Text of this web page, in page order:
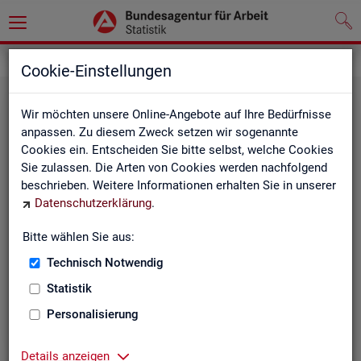
Cookie-Einstellungen
Wir möchten unsere Online-Angebote auf Ihre Bedürfnisse
anpassen. Zu diesem Zweck setzen wir sogenannte
Cookies ein. Entscheiden Sie bitte selbst, welche Cookies
Sie zulassen. Die Arten von Cookies werden nachfolgend
beschrieben. Weitere Informationen erhalten Sie in unserer
Datenschutzerklärung.
Bitte wählen Sie aus:
Technisch Notwendig
Statistik
Personalisierung
Details anzeigen
Hier stehen unsere Basisgrundlagen:
Kurzinformationen, Glossar, Kennzahlensteckbriefe,